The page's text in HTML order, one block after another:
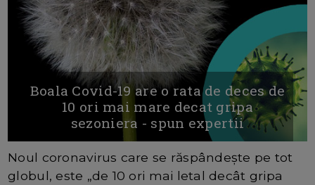
Boala Covid-19 are o rata de deces de
10 ori mai mare decat gripa
sezoniera - spun expertii
Noul coronavirus care se răspândește pe tot
globul, este „de 10 ori mai letal decât gripa